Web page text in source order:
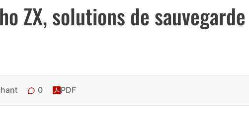
ZX, solutions de sauvegarde
0 PDF